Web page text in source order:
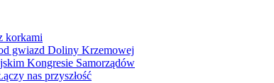
korkami
gwiazd Doliny Krzemowej
Kongresie Samorządów
nas przyszłość